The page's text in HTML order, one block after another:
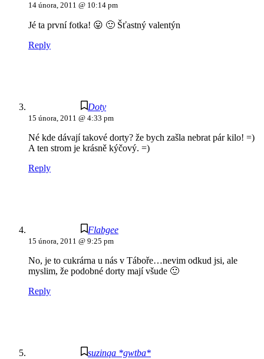
14 února, 2011 @ 10:14 pm
Jé ta první fotka! 😛 🙂 Šťastný valentýn
Reply
Doty
15 února, 2011 @ 4:33 pm
Né kde dávají takové dorty? že bych zašla nebrat pár kilo! =)
A ten strom je krásně kýčový. =)
Reply
Flabgee
15 února, 2011 @ 9:25 pm
No, je to cukrárna u nás v Táboře…nevim odkud jsi, ale
myslim, že podobné dorty mají všude 🙂
Reply
suzinqa *gwtba*